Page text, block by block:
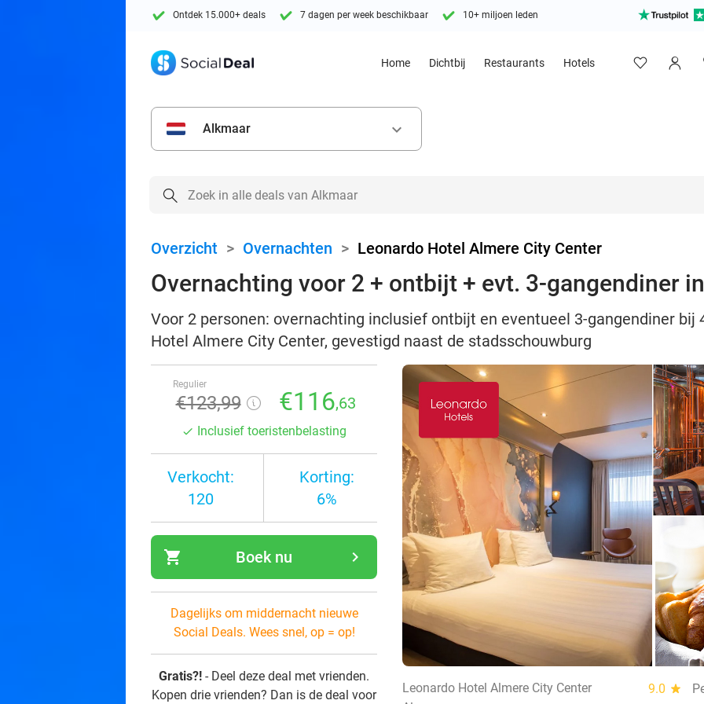
Ontdek 15.000+ deals 7 dagen per week beschikbaar 10+ miljoen leden
Home Dichtbij Restaurants Hotels
Alkmaar keyboard_arrow_down
Overzicht > Overnachten > Leonardo Hotel Almere City Center
Overnachting voor 2 + ontbijt + evt. 3-gangendiner
Voor 2 personen: overnachting inclusief ontbijt en eventueel 3-gangendiner bij
Hotel Almere City Center, gevestigd naast de stadsschouwburg
Regulier
€123,99 €116,63
Inclusief toeristenbelasting
Verkocht:
120
Korting:
6%
shopping_cart navigate_next
Boek nu
Dagelijks om middernacht nieuwe
Social Deals. Wees snel, op = op!
Gratis?! - Deel deze deal met vrienden.
Kopen drie vrienden? Dan is de deal voor
Leonardo Hotel Almere City Center 9.0 star